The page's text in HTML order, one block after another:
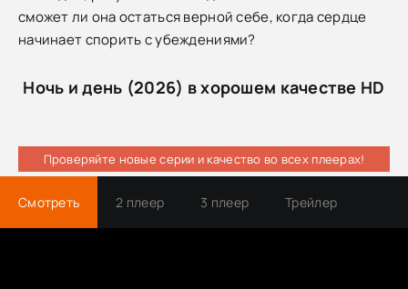
сможет ли она остаться верной себе, когда сердце
начинает спорить с убеждениями?
Ночь и день (2026) в хорошем качестве HD
Проверяйте новые серии и качество во всех плеерах!
Смотреть 2 плеер 3 плеер Трейлер